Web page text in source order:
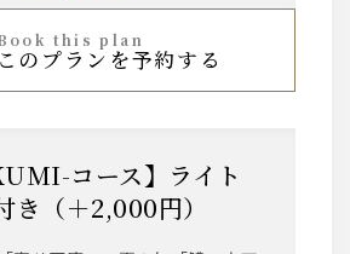
book this plan
このプランを予約する
き（＋2,000円）